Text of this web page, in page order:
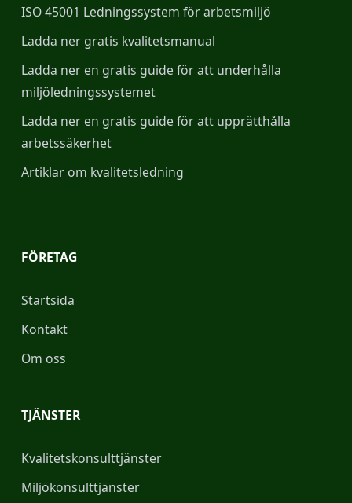
ISO 45001 Ledningssystem för arbetsmiljö
Ladda ner gratis kvalitetsmanual
Ladda ner en gratis guide för att underhålla
miljöledningssystemet
Ladda ner en gratis guide för att upprätthålla
arbetssäkerhet
Artiklar om kvalitetsledning
FÖRETAG
Startsida
Kontakt
Om oss
TJÄNSTER
Kvalitetskonsulttjänster
Miljökonsulttjänster